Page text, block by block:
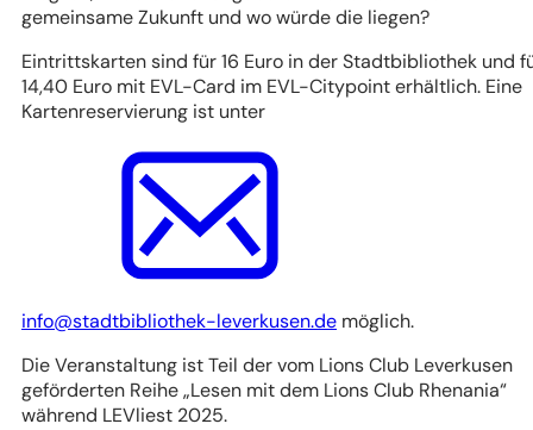
gemeinsame Zukunft und wo würde die liegen?
Eintrittskarten sind für 16 Euro in der Stadtbibliothek und
14,40 Euro mit EVL-Card im EVL-Citypoint erhältlich. Eine
Kartenreservierung ist unter
info stadtbibliothek-leverkusende möglich.
Die Veranstaltung ist Teil der vom Lions Club Leverkusen
geförderten Reihe „Lesen mit dem Lions Club Rhenania“
während LEVliest 2025.